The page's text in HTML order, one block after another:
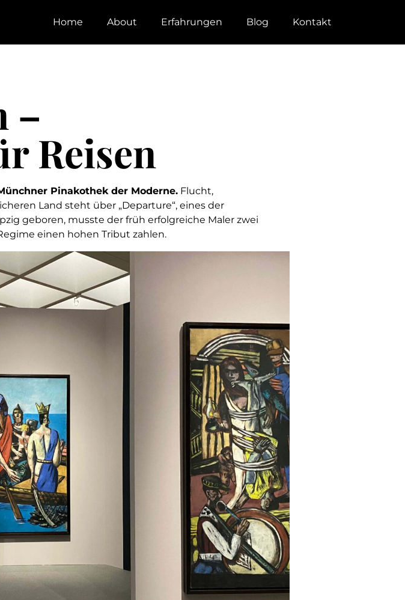
Home About Erfahrungen Blog Kontakt
–
Reisen
Pinakothek der Moderne. Flucht,
Land steht über „Departure“, eines der
geboren, musste der früh erfolgreiche Maler zwei
einen hohen Tribut zahlen.